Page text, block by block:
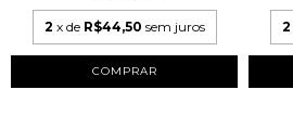
2 x de R$44,50 sem juros
COMPRAR
2